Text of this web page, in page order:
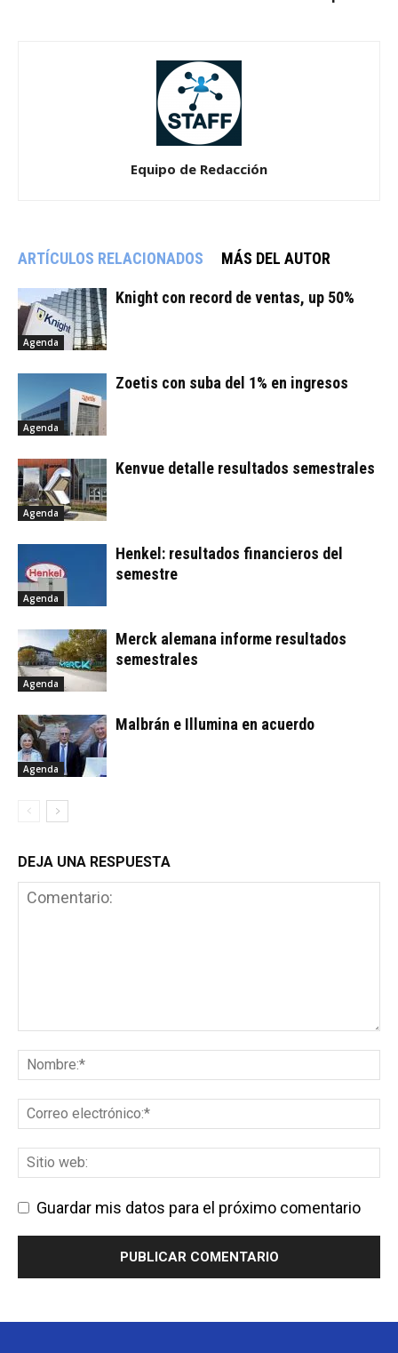
Equipo de Redacción
ARTÍCULOS RELACIONADOS MÁS DEL AUTOR
Agenda
Knight con record de ventas, up 50%
Agenda
Zoetis con suba del 1% en ingresos
Agenda
Kenvue detalle resultados semestrales
Agenda
Henkel: resultados financieros del
semestre
Agenda
Merck alemana informe resultados
semestrales
Agenda
Malbrán e Illumina en acuerdo
DEJA UNA RESPUESTA
Guardar mis datos para el próximo comentario